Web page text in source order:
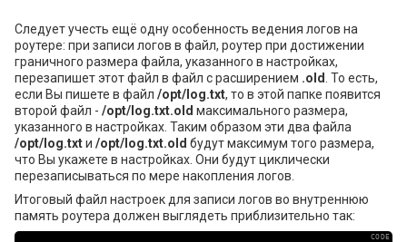
Следует учесть ещё одну особенность ведения логов на
роутере: при записи логов в файл, роутер при достижении
граничного размера файла, указанного в настройках,
перезапишет этот файл в файл с расширением .old . То есть,
если Вы пишете в файл /opt/log.txt, то в этой папке появится
второй файл - /opt/log.txt.old максимального размера,
указанного в настройках. Таким образом эти два файла
/opt/log.txtи /opt/log.txt.old будут максимум того размера,
что Вы укажете в настройках. Они будут циклически
перезаписываться по мере накопления логов.
Итоговый файл настроек для записи логов во внутреннюю
память роутера должен выглядеть приблизительно так: